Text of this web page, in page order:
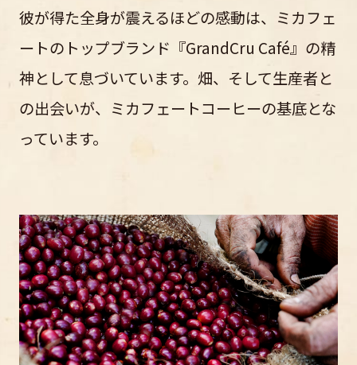
彼が得た全身が震えるほどの感動は、ミカフェ
ートのトップブランド『GrandCru Café』の精
神として息づいています。畑、そして生産者と
の出会いが、ミカフェートコーヒーの基底とな
っています。